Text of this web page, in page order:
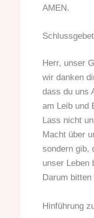
AMEN.
Schlussgebet
Herr, unser
wir danken
dass du uns
am Leib und
Lass nicht
Macht über
sondern gib,
unser Leben
Darum
Hinführung